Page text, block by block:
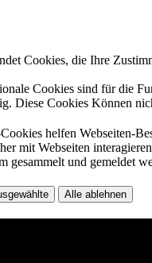
Cookies, die Ihre
Cookies sind für die
Diese Cookies Können
helfen Webseiten-
mit Webseiten
gesammelt und gemeldet
Alle ablehnen